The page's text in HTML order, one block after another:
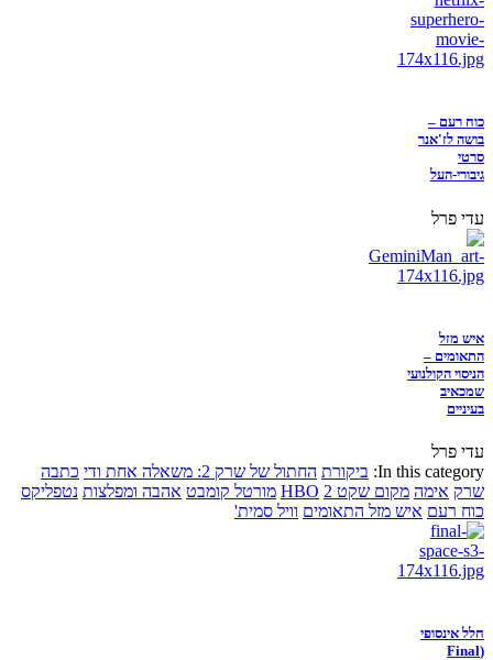
כוח רעם –
בושה לז'אנר
סרטי
גיבורי-העל
עדי פרל
איש מזל
התאומים –
הניסוי הקולנועי
שמכאיב
בעיניים
עדי פרל
In this category: ביקורת החתול של שרק 2: משאלה אחת ודי
כתבה
שרק אימה מקום שקט 2 HBO מורטל קומבט אהבה ומפלצות נטפליקס
כוח רעם איש מזל התאומים וויל סמית'
חלל אינסופי
(Final